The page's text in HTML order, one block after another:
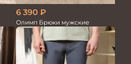
6 390 ₽
Олимп Брюки мужские